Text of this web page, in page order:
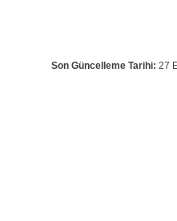
Son Güncelleme Tarihi: 27